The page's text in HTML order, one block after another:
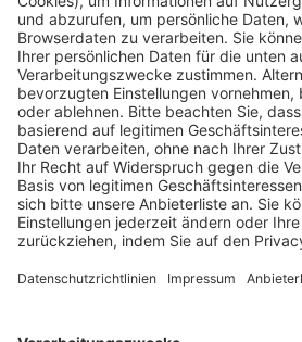
Pässe und Vereinswechsel
Trainerausbildung
Schulungsangebot Vereinsmitarbeiter
BFV-Geschäftsstellen
Trainerbörse
Login SpielPlus
FOLGE DEM BFV